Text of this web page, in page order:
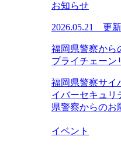
お知らせ
2026.05.21 更新
福岡県警察から
プライチェーン
福岡県警察サイ
イバーセキュリ
県警察からのお
イベント